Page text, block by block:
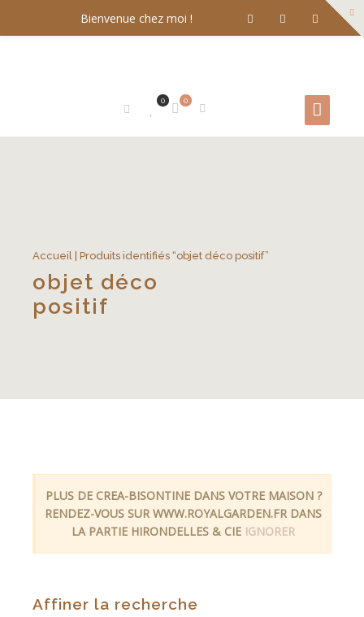
Bienvenue chez moi !
0
0
Accueil | Produits identifiés “objet déco positif”
objet déco
positif
PLUS DE CREA-BISONTINE DANS VOTRE MAISON ?
RENDEZ-VOUS SUR WWW.ROYALGARDEN.FR DANS
LA PARTIE HIRONDELLES & CIE IGNORER
Affiner la recherche